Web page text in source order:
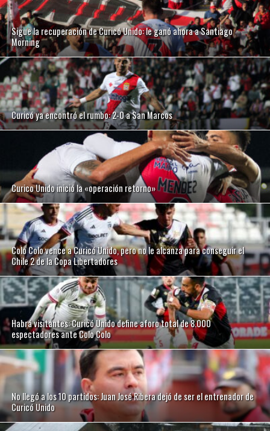
Sigue la recuperación de Curicó Unido: le ganó ahora a Santiago
Morning
Curicó ya encontró el rumbo: 2-0 a San Marcos
Curico Unido inició la «operación retorno»
Colo Colo vence a Curicó Unido, pero no le alcanza para conseguir el
Chile 2 de la Copa Libertadores
Habrá visitantes: Curicó Unido define aforo total de 8.000
espectadores ante Colo Colo
No llegó a los 10 partidos: Juan José Ribera dejó de ser el entrenador de
Curicó Unido